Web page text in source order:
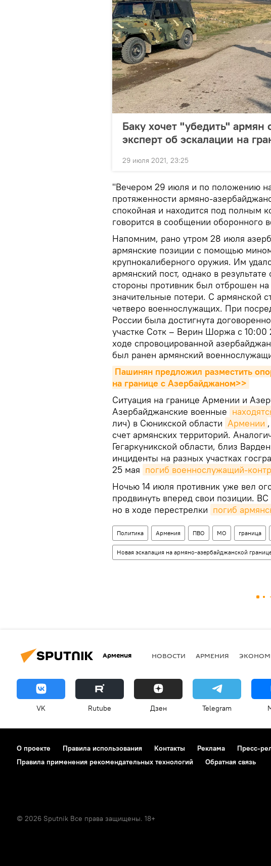
Баку хочет "убедить" армян
эксперт об эскалации на
29 июля 2021, 23:25
"Вечером 29 июля и по положению
протяженности армяно-
спокойная и находится под полным
говорится в сообщении оборонного
Напомним, рано утром 28 июля
армянские позиции с помощью
крупнокалиберного оружия. Им
армянский пост, однако в
стороны противник был отброшен
значительные потери. С армянской
четверо военнослужащих. При
России была достигнута
участке Сотк – Верин Шоржа с
ходе спровоцированной
был ранен армянский
Пашинян предложил разместить
на границе с Азербайджаном>>
Ситуация на границе Армении и
Азербайджанские военные
лич) в Сюникской области Армении
счет армянских территорий.
Гегаркуникской области, близ
инциденты на разных участках
25 мая погиб военнослужащий-
Ночью 14 июля противник уже вел
продвинуть вперед свои позиции.
но в ходе перестрелки погиб
Политика Армения ПВО МО граница
Новая эскалация на армяно-азербайджанской
Армения НОВОСТИ АРМЕНИЯ
VK Rutube Дзен Telegram
О проекте Правила использования Контакты Реклама Пресс-
Правила применения рекомендательных технологий
Обратная связь
© 2026 Sputnik Все права защищены. 18+